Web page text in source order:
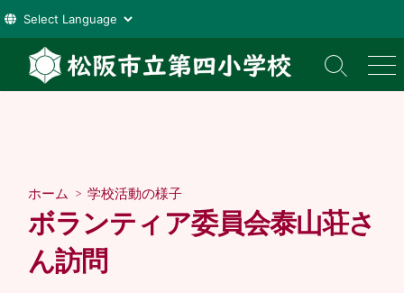
テ
検
索
メ
ニ
ホーム > 学校活動の様子
ボランティア委員会泰山荘さ
ん訪問